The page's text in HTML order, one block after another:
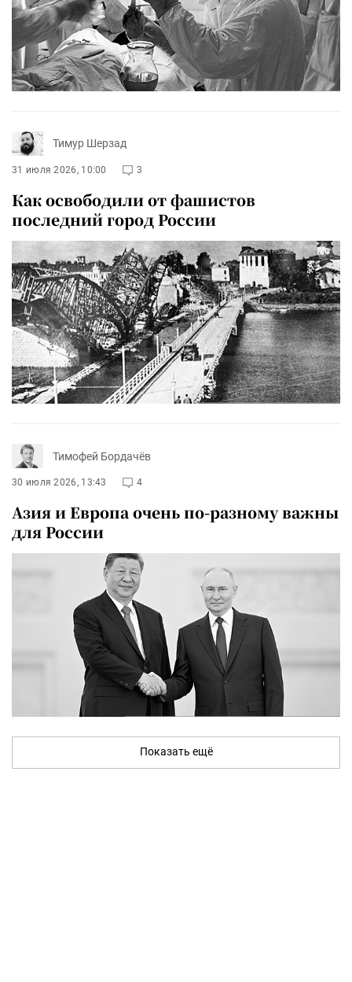
Тимур Шерзад
31 июля 2026, 10:00 3
Как освободили от фашистов
последний город России
Тимофей Бордачёв
30 июля 2026, 13:43 4
Азия и Европа очень по-разному важны
для России
Показать ещё